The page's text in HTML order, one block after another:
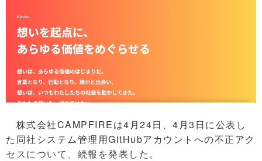
株式会社CAMPFIREは4月24日、4月3日に公表し
た同社システム管理用GitHubアカウントへの不正アク
セスについて、続報を発表した。